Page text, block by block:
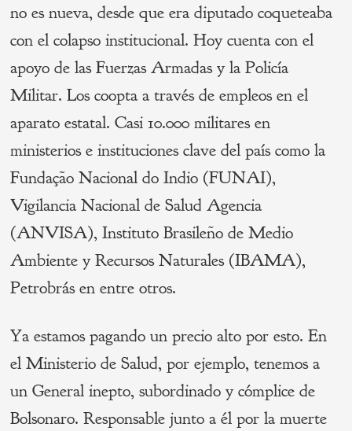
no es nueva, desde que era diputado coqueteaba
con el colapso institucional. Hoy cuenta con el
apoyo de las Fuerzas Armadas y la Policía
Militar. Los coopta a través de empleos en el
aparato estatal. Casi 10.000 militares en
ministerios e instituciones clave del país como la
Fundação Nacional do Indio (FUNAI),
Vigilancia Nacional de Salud Agencia
(ANVISA), Instituto Brasileño de Medio
Ambiente y Recursos Naturales (IBAMA),
Petrobrás en entre otros.
Ya estamos pagando un precio alto por esto. En
el Ministerio de Salud, por ejemplo, tenemos a
un General inepto, subordinado y cómplice de
Bolsonaro. Responsable junto a él por la muerte